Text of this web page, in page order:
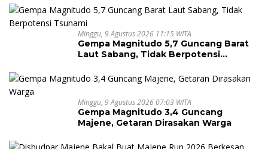
Minggu, 9 Agustus 2026 11:15 WITA
Gempa Magnitudo 5,7 Guncang Barat
Laut Sabang, Tidak Berpotensi
Minggu, 9 Agustus 2026 07:03 WITA
Gempa Magnitudo 3,4 Guncang
Majene, Getaran Dirasakan Warga